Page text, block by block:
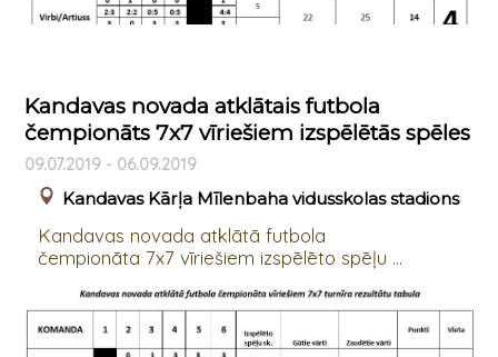
Kandavas novada atklātais futbola
čempionāts 7x7 vīriešiem izspēlētās spēles
09.07.2019 - 06.09.2019
Kandavas Kārļa Mīlenbaha vidusskolas stadions
Kandavas novada atklātā futbola
čempionāta 7x7 vīriešiem izspēlēto spēļu ...